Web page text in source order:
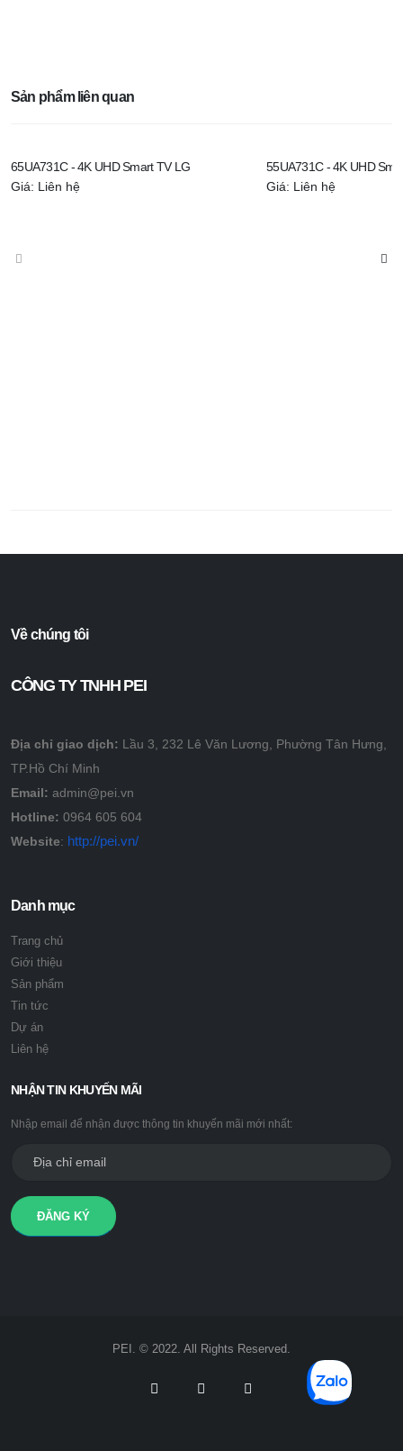
Sản phẩm liên quan
65UA731C - 4K UHD Smart TV LG
Giá: Liên hệ
55UA731C - 4K UHD
Giá: Liên hệ
Về chúng tôi
CÔNG TY TNHH PEI
Địa chỉ giao dịch: Lầu 3, 232 Lê Văn Lương, Phường Tân Hưng,
TP.Hồ Chí Minh
Email: admin@pei.vn
Hotline: 0964 605 604
Website: http://pei.vn/
Danh mục
Trang chủ
Giới thiệu
Sản phẩm
Tin tức
Dự án
Liên hệ
NHẬN TIN KHUYẾN MÃI
Nhập email để nhận được thông tin khuyến mãi mới nhất:
ĐĂNG KÝ
PEI. © 2022. All Rights Reserved.